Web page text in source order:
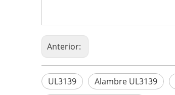
Anterior:
UL3139 Alambre UL3139